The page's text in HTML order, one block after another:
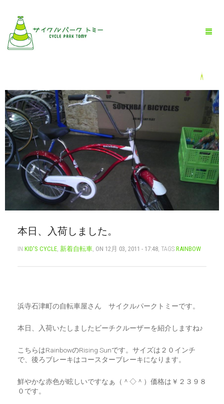
HOME
全商品一覧
BLOG
店舗情報
お問い合わせ
お買い物ガイド
CART本日、入荷しました。
IN KID'S CYCLE 新着自転車 ON 12月 03, 2011 - 17:48 , TAGS RAINBOW
浜寺石津町の自転車屋さん サイクルパークトミーです。
本日、入荷いたしましたビーチクルーザーを紹介しますね♪
こちらはRainbowのRising Sunです。サイズは２０インチ
で、後ろブレーキはコースターブレーキになります。
鮮やかな赤色が眩しいですなぁ（＾◇＾）価格は￥２３９８
０です。